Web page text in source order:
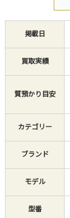
お買物
修理
電話で
掲載日
買取実績
質預かり目安
カテゴリー
ブランド
モデル
型番